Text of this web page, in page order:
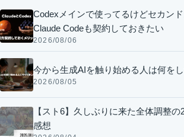
Codexメインで使ってるけどセカン
Claude Codeも契約しておきたい
2026/08/06
今から生成AIを触り始める人は何を
2026/08/05
【スト6】久しぶりに来た全体調整の
感想